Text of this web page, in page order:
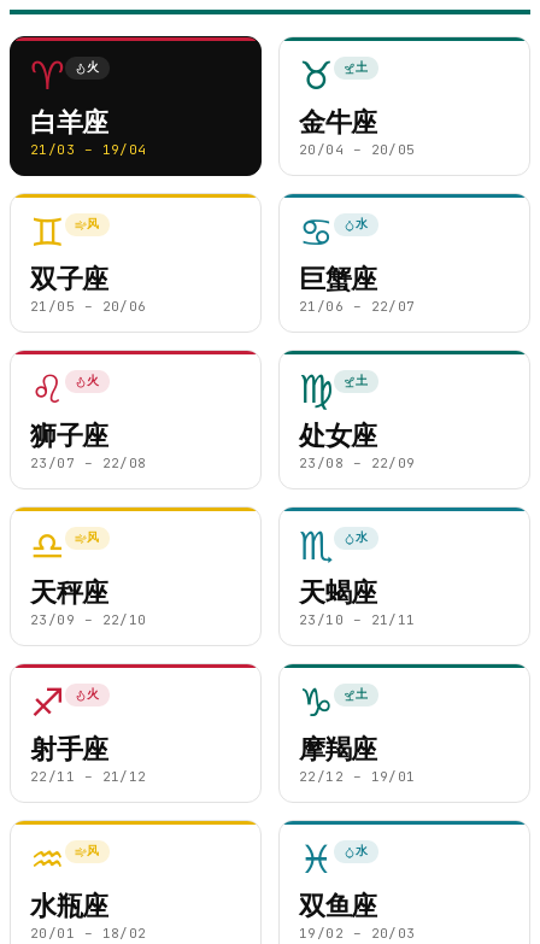
♈ 火
白羊座
21/03 – 19/04
♉ 土
金牛座
20/04 – 20/05
♊ 风
双子座
21/05 – 20/06
♋ 水
巨蟹座
21/06 – 22/07
♌ 火
狮子座
23/07 – 22/08
♍ 土
处女座
23/08 – 22/09
♎ 风
天秤座
23/09 – 22/10
♏ 水
天蝎座
23/10 – 21/11
♐ 火
射手座
22/11 – 21/12
♑ 土
摩羯座
22/12 – 19/01
♒ 风
水瓶座
20/01 – 18/02
♓ 水
双鱼座
19/02 – 20/03